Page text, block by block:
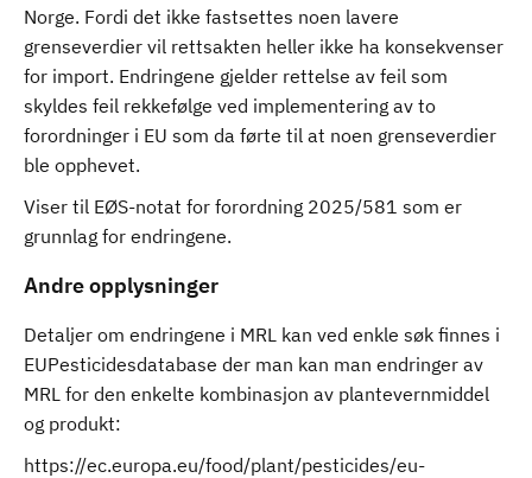
Norge. Fordi det ikke fastsettes noen lavere
grenseverdier vil rettsakten heller ikke ha konsekvenser
for import. Endringene gjelder rettelse av feil som
skyldes feil rekkefølge ved implementering av to
forordninger i EU som da førte til at noen grenseverdier
ble opphevet.
Viser til EØS-notat for forordning 2025/581 som er
grunnlag for endringene.
Andre opplysninger
Detaljer om endringene i MRL kan ved enkle søk finnes i
EUPesticidesdatabase der man kan man endringer av
MRL for den enkelte kombinasjon av plantevernmiddel
og produkt:
https://ec.europa.eu/food/plant/pesticides/eu-